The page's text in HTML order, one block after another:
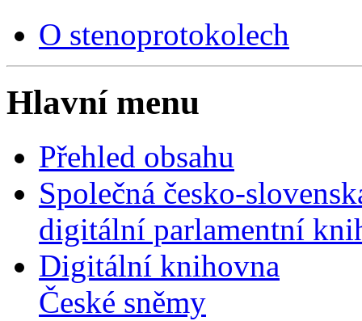
O stenoprotokolech
Hlavní menu
Přehled obsahu
Společná česko-
digitální parlamentní
Digitální knihovna
České sněmy